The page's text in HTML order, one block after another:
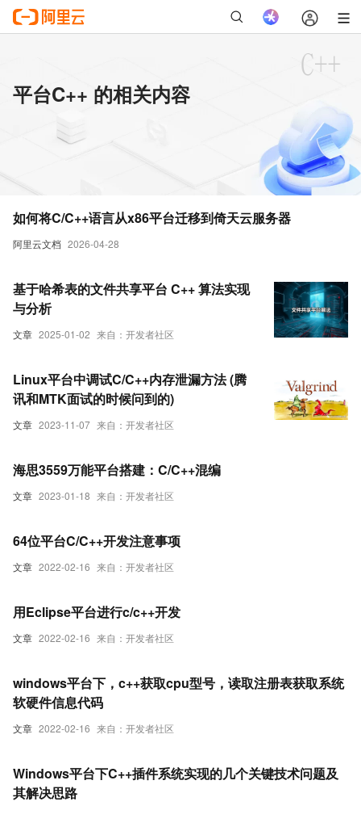
平台C++ 的相关内容
阿里云文档 2026-04-28
如何将C/C++语言从x86平台迁移到倚天云服务器
文章 2025-01-02 来自：开发者社区
基于哈希表的文件共享平台 C++ 算法实现
与分析
文章 2023-11-07 来自：开发者社区
Linux平台中调试C/C++内存泄漏方法 (腾
讯和MTK面试的时候问到的)
文章 2023-01-18 来自：开发者社区
海思3559万能平台搭建：C/C++混编
文章 2022-02-16 来自：开发者社区
64位平台C/C++开发注意事项
文章 2022-02-16 来自：开发者社区
用Eclipse平台进行c/c++开发
文章 2022-02-16 来自：开发者社区
windows平台下，c++获取cpu型号，读取注册表获取系统
软硬件信息代码
Windows平台下C++插件系统实现的几个关键技术问题及
其解决思路